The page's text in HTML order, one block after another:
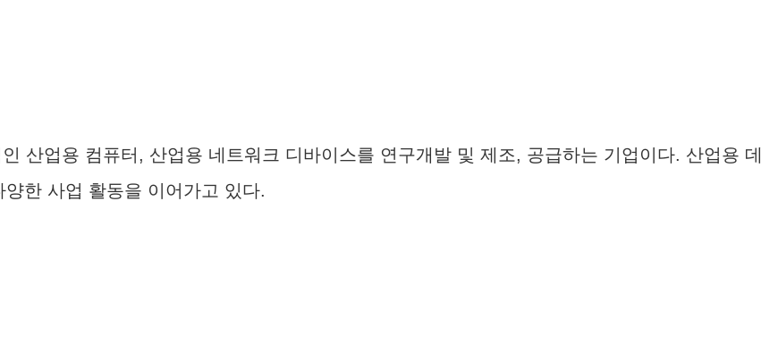
산업용 컴퓨터, 산업용 네트워크 디바이스를 연구개발 및 제조, 공급하는 기업이다. 산업용 데
한 사업 활동을 이어가고 있다.